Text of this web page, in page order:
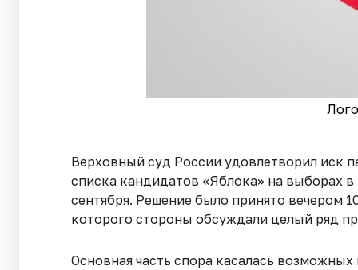
Верховный суд России удовлетворил иск
списка кандидатов «Яблока» на выборах
сентября. Решение было принято вечером
которого стороны обсуждали целый ряд
Основная часть спора касалась